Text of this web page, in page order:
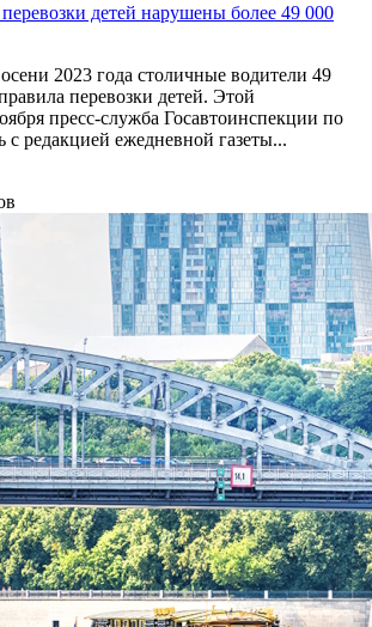
детей нарушены более 49 000
2023 года столичные водители 49
перевозки детей. Этой
пресс-служба Госавтоинспекции по
с редакцией ежедневной газеты...